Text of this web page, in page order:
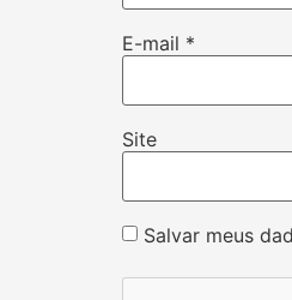
E-mail *
Site
Salvar meus